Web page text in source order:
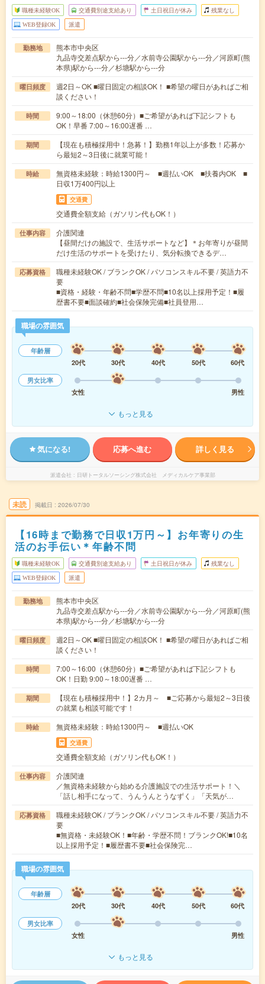
職種未経験OK 交通費別途支給あり 土日祝日が休み 残業なし
WEB登録OK 派遣
勤務地
熊本市中央区
九品寺交差点駅から---分／水前寺公園駅から---分／河原町(熊
本県)駅から---分／杉塘駅から---分
曜日頻度
週2日～OK ■曜日固定の相談OK！ ■希望の曜日があればご相
談ください！
時間
9:00～18:00（休憩60分）■ご希望があれば下記シフトも
OK！早番 7:00～16:00遅番 …
期間
【現在も積極採用中！急募！】勤務1年以上が多数！応募か
ら最短2～3日後に就業可能！
時給
無資格未経験：時給1300円～ ■週払いOK ■扶養内OK ■
日収1万400円以上
交通費
交通費全額支給（ガソリン代もOK！）
仕事内容
介護関連
【昼間だけの施設で、生活サポートなど】＊お年寄りが昼間
だけ生活のサポートを受けたり、気分転換できるデ…
応募資格
職種未経験OK / ブランクOK / パソコンスキル不要 / 英語力不
要
■資格・経験・年齢不問■学歴不問■10名以上採用予定！■履
歴書不要■面談確約■社会保険完備■社員登用…
職場の雰囲気
年齢層
20代
30代 40代 50代
60代
男女比率
女性
男性
もっと見る
気になる! 応募へ進む 詳しく見る
派遣会社 日研トータルソーシング株式会社 メディカルケア事業部
未読 掲載日 2026/07/30
【16時まで勤務で日収1万円～】お年寄りの生
活のお手伝い＊年齢不問
職種未経験OK 交通費別途支給あり 土日祝日が休み 残業なし
WEB登録OK 派遣
勤務地
熊本市中央区
九品寺交差点駅から---分／水前寺公園駅から---分／河原町(熊
本県)駅から---分／杉塘駅から---分
曜日頻度
週2日～OK ■曜日固定の相談OK！ ■希望の曜日があればご相
談ください！
時間
7:00～16:00（休憩60分）■ご希望があれば下記シフトも
OK！日勤 9:00～18:00遅番 …
期間
【現在も積極採用中！】2カ月～ ■ご応募から最短2～3日後
の就業も相談可能です！
時給 無資格未経験：時給1300円～ ■週払いOK
交通費
交通費全額支給（ガソリン代もOK！）
仕事内容
介護関連
／無資格未経験から始める介護施設での生活サポート！＼
「話し相手になって、うんうんとうなずく」「天気が…
応募資格
職種未経験OK / ブランクOK / パソコンスキル不要 / 英語力不
要
■無資格・未経験OK！■年齢・学歴不問！ブランクOK!■10名
以上採用予定！■履歴書不要■社会保険完…
職場の雰囲気
年齢層
20代
30代 40代 50代
60代
男女比率
女性
男性
もっと見る